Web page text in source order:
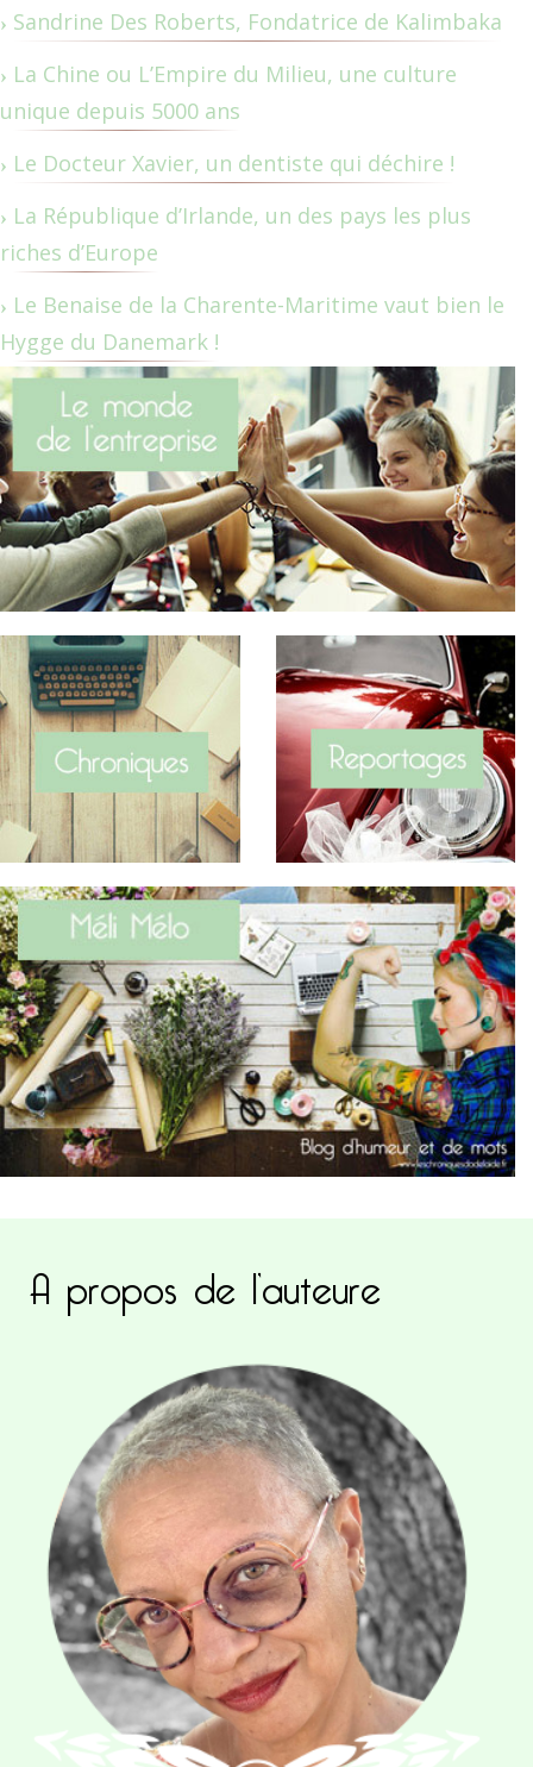
Sandrine Des Roberts, Fondatrice de Kalimbaka
La Chine ou L’Empire du Milieu, une culture
unique depuis 5000 ans
Le Docteur Xavier, un dentiste qui déchire !
La République d’Irlande, un des pays les plus
riches d’Europe
Le Benaise de la Charente-Maritime vaut bien le
Hygge du Danemark !
A propos de l’auteure